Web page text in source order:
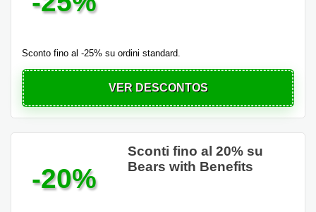
Sconto fino al -25% su ordini standard.
VER DESCONTOS
-20%
Sconti fino al 20% su
Bears with Benefits